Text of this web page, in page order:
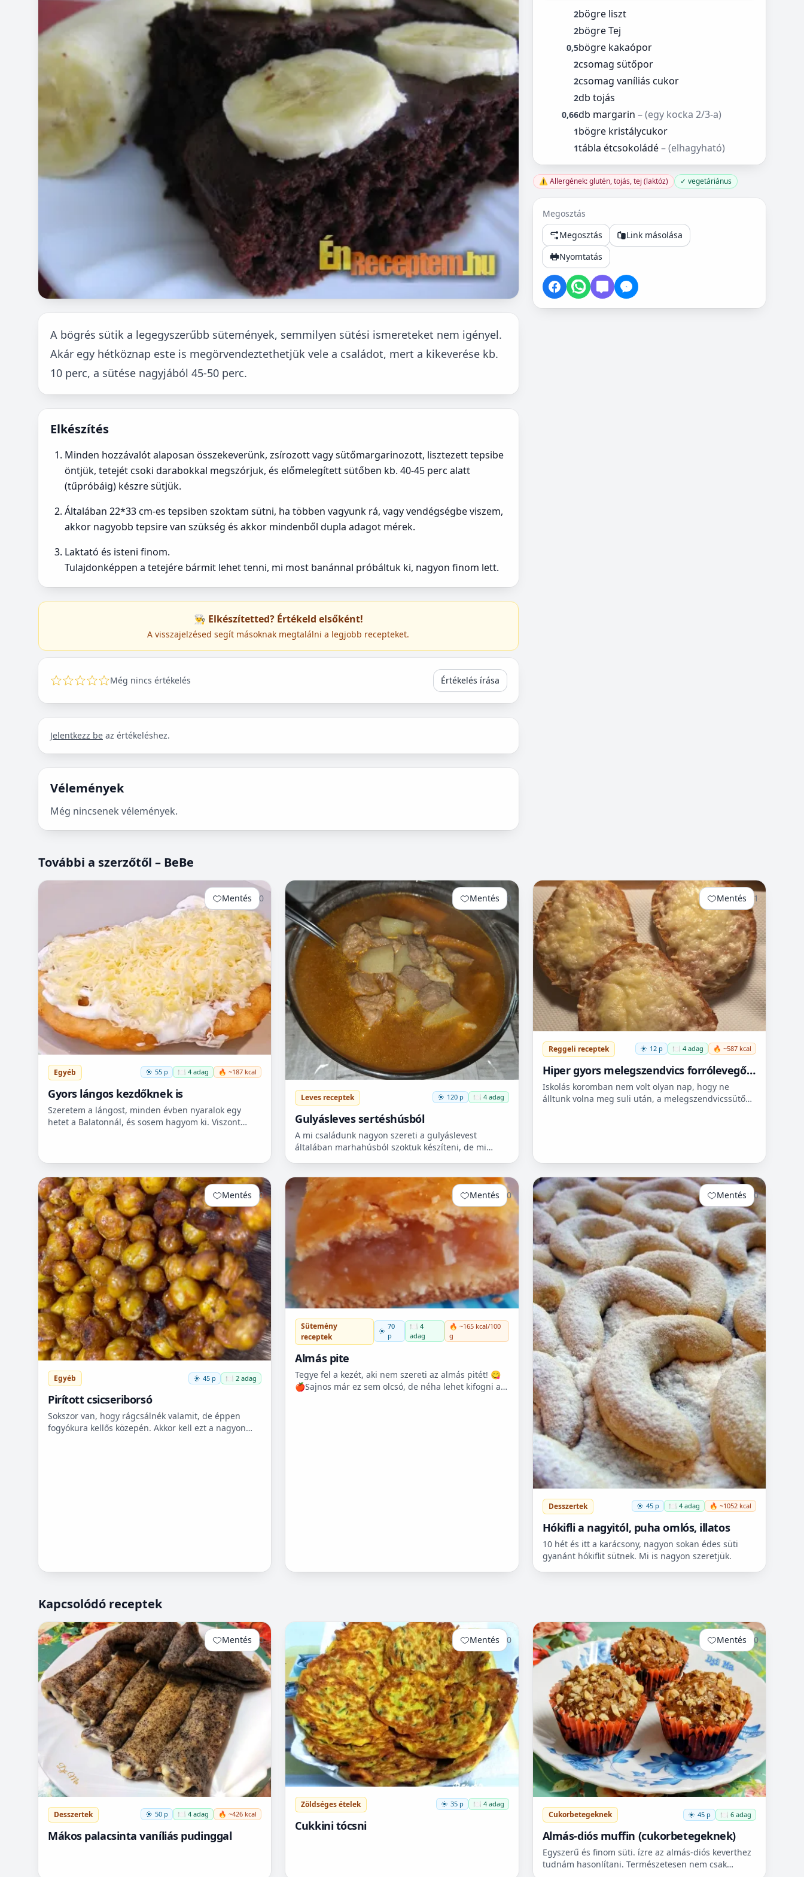
A bögrés sütik a legegyszerűbb sütemények, semmilyen sütési ismereteket nem igényel.
Akár egy hétköznap este is megörvendeztethetjük vele a családot, mert a kikeverése kb.
10 perc, a sütése nagyjából 45-50 perc.
Elkészítés
Minden hozzávalót alaposan összekeverünk, zsírozott vagy sütőmargarinozott, lisztezett tepsibe
öntjük, tetejét csoki darabokkal megszórjuk, és előmelegített sütőben kb. 40-45 perc alatt
(tűpróbáig) készre sütjük.
Általában 22*33 cm-es tepsiben szoktam sütni, ha többen vagyunk rá, vagy vendégségbe viszem,
akkor nagyobb tepsire van szükség és akkor mindenből dupla adagot mérek.
Laktató és isteni finom.
Tulajdonképpen a tetejére bármit lehet tenni, mi most banánnal próbáltuk ki, nagyon finom lett.
👨‍🍳 Elkészítetted? Értékeld elsőként!
A visszajelzésed segít másoknak megtalálni a legjobb recepteket.
Még nincs értékelés Értékelés írása
Jelentkezz be az értékeléshez.
Vélemények
Még nincsenek vélemények.
2bögre liszt
2bögre Tej
0,5bögre kakaópor
2csomag sütőpor
2csomag vaníliás cukor
2db tojás
0,66db margarin – (egy kocka 2/3-a)
1bögre kristálycukor
1tábla étcsokoládé– (elhagyható)
⚠️ Allergének: glutén, tojás, tej (laktóz) ✓ vegetáriánus
Megosztás
Megosztás
Link másolása
Nyomtatás
További a szerzőtől – BeBe
Mentés 0
Egyéb 55 p 🍽️ 4 adag 🔥 ~187 kcal
Gyors lángos kezdőknek is
Szeretem a lángost, minden évben nyaralok egy
hetet a Balatonnál, és sosem hagyom ki. Viszont
Mentés 0
Leves receptek 120 p 🍽️ 4 adag
Gulyásleves sertéshúsból
A mi családunk nagyon szereti a gulyáslevest
általában marhahúsból szoktuk készíteni, de mi
Mentés 1
Reggeli receptek 12 p 🍽️ 4 adag 🔥 ~587 kcal
Hiper gyors melegszendvics forrólevegős
sütőbe
Iskolás koromban nem volt olyan nap, hogy ne
álltunk volna meg suli után, a melegszendvicssütő
Mentés 0
Egyéb 45 p 🍽️ 2 adag
Pirított csicseriborsó
Sokszor van, hogy rágcsálnék valamit, de éppen
fogyókura kellős közepén. Akkor kell ezt a nagyon
Mentés 0
Sütemény
receptek
70
p
🍽️ 4
adag
🔥 ~165 kcal/100
g
Almás pite
Tegye fel a kezét, aki nem szereti az almás pitét! 😋
🍎Sajnos már ez sem olcsó, de néha lehet kifogni a
Mentés 0
Desszertek 45 p 🍽️ 4 adag 🔥 ~1052 kcal
Hókifli a nagyitól, puha omlós, illatos
10 hét és itt a karácsony, nagyon sokan édes süti
gyanánt hókiflit sütnek. Mi is nagyon szeretjük.
Kapcsolódó receptek
Mentés 0
Desszertek 50 p 🍽️ 4 adag 🔥 ~426 kcal
Mákos palacsinta vaníliás pudinggal
Mentés 0
Zöldséges ételek 35 p 🍽️ 4 adag
Cukkini tócsni
Mentés 0
Cukorbetegeknek 45 p 🍽️ 6 adag
Almás-diós muffin (cukorbetegeknek)
Egyszerű és finom süti. ízre az almás-diós keverthez
tudnám hasonlítani. Természetesen nem csak